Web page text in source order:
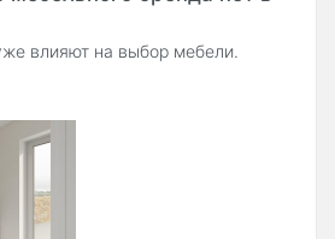
влияют на выбор мебели.